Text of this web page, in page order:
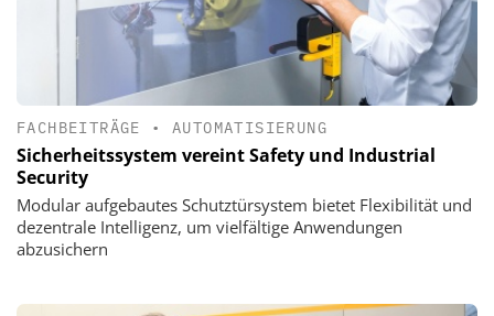
FACHBEITRÄGE •AUTOMATISIERUNG
Sicherheitssystem vereint Safety und Industrial
Security
Modular aufgebautes Schutztürsystem bietet Flexibilität und
dezentrale Intelligenz, um vielfältige Anwendungen
abzusichern